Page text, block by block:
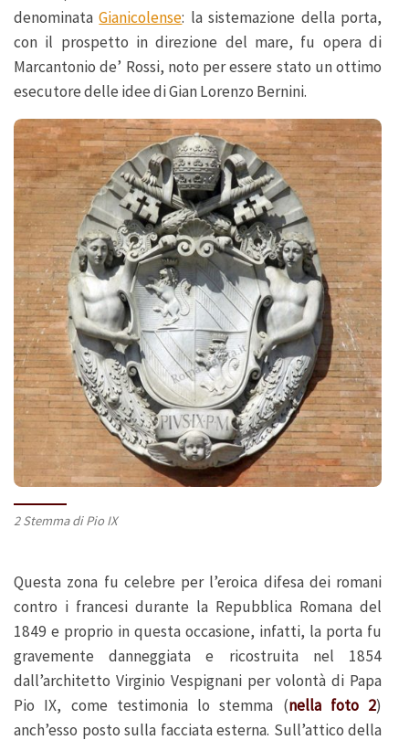
denominataGianicolense: la sistemazione della porta,
con il prospetto in direzione del mare, fu opera di
Marcantonio de’ Rossi, noto per essere stato un ottimo
esecutore delle idee di Gian Lorenzo Bernini.
2 Stemma di Pio IX
Questa zona fu celebre per l’eroica difesa dei romani
contro i francesi durante la Repubblica Romana del
1849 e proprio in questa occasione, infatti, la porta fu
gravemente danneggiata e ricostruita nel 1854
dall’architetto Virginio Vespignani per volontà di Papa
Pio IX, come testimonia lo stemma (nella foto 2)
anch’esso posto sulla facciata esterna. Sull’attico della